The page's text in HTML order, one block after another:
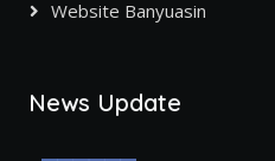
Website Banyuasin
News Update